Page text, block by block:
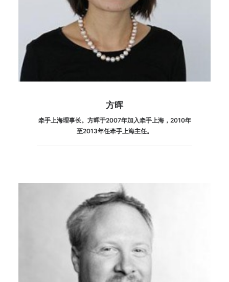
方晖
牵手上海理事长。方晖于2007年加入牵手上海，2010年
至2013年任牵手上海主任。